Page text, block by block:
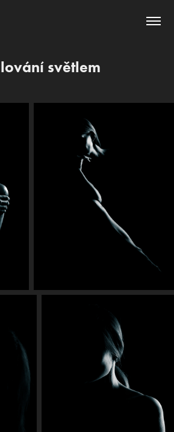
světlem